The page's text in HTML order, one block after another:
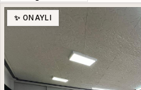
✨ ONAYLI